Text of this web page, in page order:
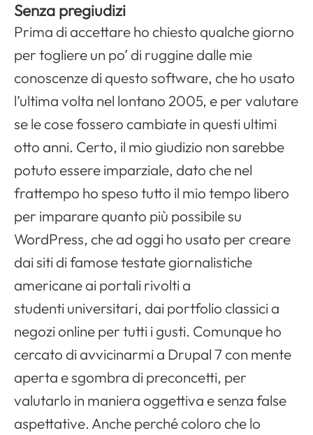
Senza pregiudizi
Prima di accettare ho chiesto qualche giorno
per togliere un po’ di ruggine dalle mie
conoscenze di questo software, che ho usato
l’ultima volta nel lontano 2005, e per valutare
se le cose fossero cambiate in questi ultimi
otto anni. Certo, il mio giudizio non sarebbe
potuto essere imparziale, dato che nel
frattempo ho speso tutto il mio tempo libero
per imparare quanto più possibile su
WordPress, che ad oggi ho usato per creare
dai siti di famose testate giornalistiche
americane ai portali rivolti a
studenti universitari, dai portfolio classici a
negozi online per tutti i gusti. Comunque ho
cercato di avvicinarmi a Drupal 7 con mente
aperta e sgombra di preconcetti, per
valutarlo in maniera oggettiva e senza false
aspettative. Anche perché coloro che lo